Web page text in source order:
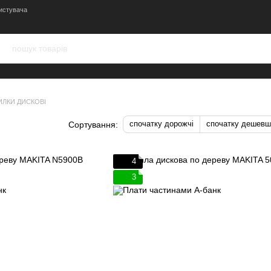
ДИСКОВІ
Сортування: спочатку дорожчі спочатку
4
3